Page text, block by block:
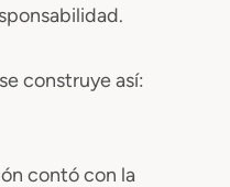
construye así:
contó con la